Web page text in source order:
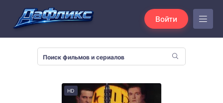
Войти
HD